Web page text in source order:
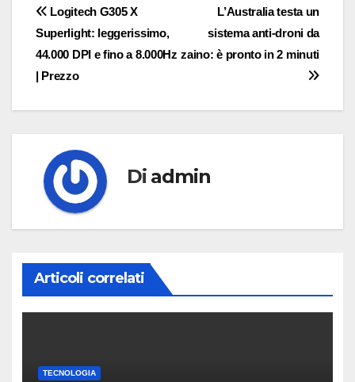
Navigazione
articoli
L’Australia testa un
sistema anti-droni da
zaino: è pronto in 2 minuti
Logitech G305 X
Superlight: leggerissimo,
44.000 DPI e fino a 8.000Hz
| Prezzo
Di admin
Articoli correlati
TECNOLOGIA